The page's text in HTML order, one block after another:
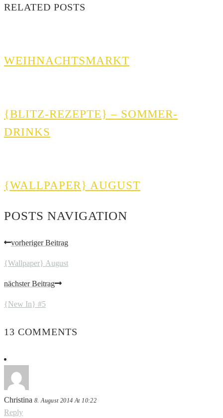
RELATED POSTS
WEIHNACHTSMARKT
{BLITZ-REZEPTE} – SOMMER-
DRINKS
{WALLPAPER} AUGUST
POSTS NAVIGATION
vorheriger Beitrag
{Wallpaper} August
nächster Beitrag
{New In} #5
13 COMMENTS
Christina 8. August 2014 At 10:22
Reply